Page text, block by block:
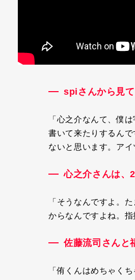
spiさんから見
「心之介なんて、僕
書いて来たりするん
ないと思います。アイ
心之介さんは、
「そうなんですよ。た
からなんですよね。指
佐藤流司さんと
「侑くんはめちゃく